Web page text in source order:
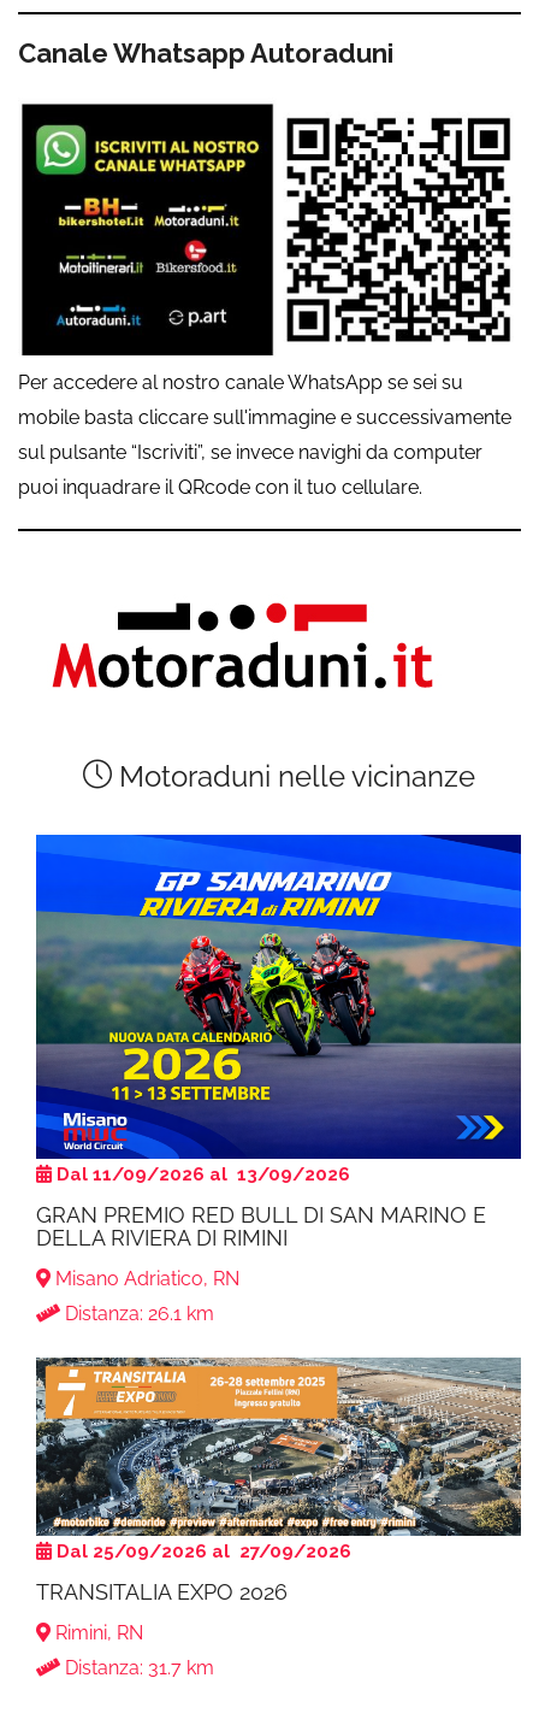
Canale Whatsapp Autoraduni
Per accedere al nostro canale WhatsApp se sei su
mobile basta cliccare sull'immagine e successivamente
sul pulsante “Iscriviti”, se invece navighi da computer
puoi inquadrare il QRcode con il tuo cellulare.
Motoraduni nelle vicinanze
Dal 11/09/2026 al 13/09/2026
GRAN PREMIO RED BULL DI SAN MARINO E
DELLA RIVIERA DI RIMINI
Misano Adriatico, RN
Distanza: 26.1 km
Dal 25/09/2026 al 27/09/2026
TRANSITALIA EXPO 2026
Rimini, RN
Distanza: 31.7 km